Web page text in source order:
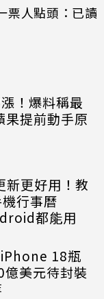
票人點頭：已讀
！爆料稱最
果提前動手原
新更好用！教
行事曆
都能用
18瓶
美元待封裝